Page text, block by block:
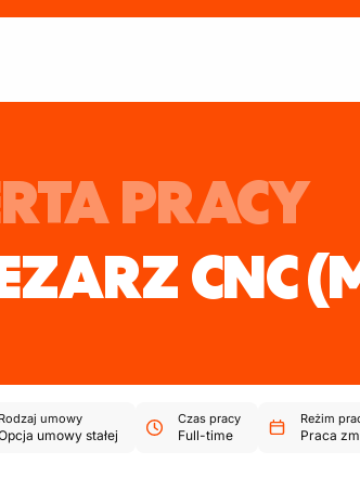
PRACY
CNC
Rodzaj umowy
umowy stałej
Czas pracy
Full-time
Reżim
Praca